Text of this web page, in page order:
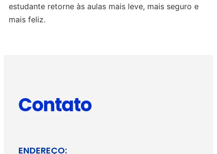
estudante retorne às aulas mais leve, mais seguro e
mais feliz.
Contato
ENDEREÇO: